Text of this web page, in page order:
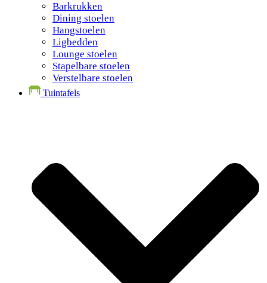
Barkrukken
Dining stoelen
Hangstoelen
Ligbedden
Lounge stoelen
Stapelbare stoelen
Verstelbare stoelen
Tuintafels